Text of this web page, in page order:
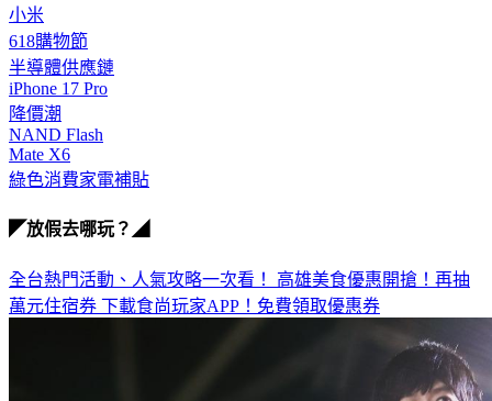
小米
618購物節
半導體供應鏈
iPhone 17 Pro
降價潮
NAND Flash
Mate X6
綠色消費家電補貼
◤放假去哪玩？◢
全台熱門活動、人氣攻略一次看！ 高雄美食優惠開搶！再抽
萬元住宿券 下載食尚玩家APP！免費領取優惠券